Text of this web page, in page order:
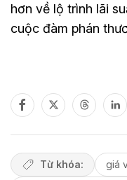
hơn về lộ trình lãi
cuộc đàm phán
Từ khóa:
giá